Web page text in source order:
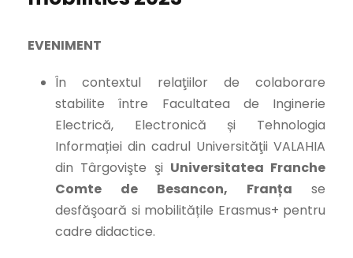
EVENIMENT
În contextul relaţiilor de colaborare
stabilite între Facultatea de Inginerie
Electrică, Electronică și Tehnologia
Informației din cadrul Universităţii VALAHIA
din Târgovişte şi Universitatea Franche
Comte de Besancon, Franța se
desfăşoară si mobilitățile Erasmus+ pentru
cadre didactice.